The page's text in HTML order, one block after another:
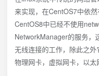
来实现，在CentOS7中依
CentOS8中已经不使用
NetworkManager的服务，
无线连接的工作，除此之
物理网卡，虚拟网卡，以